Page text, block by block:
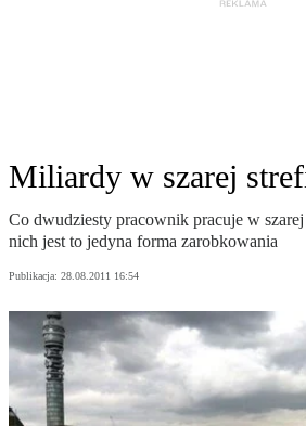
Miliardy w szarej
Co dwudziesty pracownik pracuje w
nich jest to jedyna forma zarobkowania
Publikacja: 28.08.2011 16:54